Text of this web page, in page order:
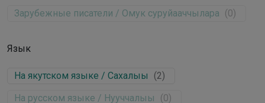
Зарубежные писатели / Омук суруйааччылара (0)
Язык
На якутском языке / Сахалыы (2)
На русском языке / Нууччалыы
(0)